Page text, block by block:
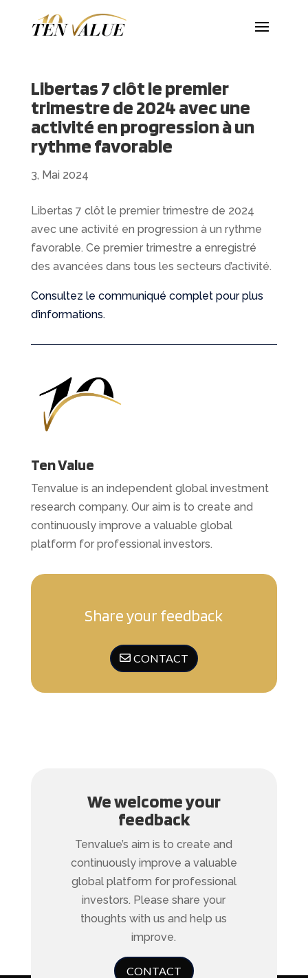
Libertas 7 clôt le premier
trimestre de 2024 avec une
activité en progression à un
rythme favorable
3, Mai 2024
Libertas 7 clôt le premier trimestre de 2024
avec une activité en progression à un rythme
favorable. Ce premier trimestre a enregistré
des avancées dans tous les secteurs d’activité.
Consultez le communiqué complet pour plus
d’informations.
Ten Value
Tenvalue is an independent global investment
research company. Our aim is to create and
continuously improve a valuable global
platform for professional investors.
Share your feedback
CONTACT
We welcome your
feedback
Tenvalue’s aim is to create and
continuously improve a valuable
global platform for professional
investors. Please share your
thoughts with us and help us
improve.
CONTACT